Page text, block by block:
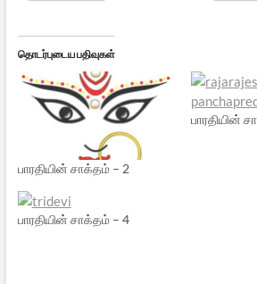
தொடர்புடைய பதிவுகள்
பாரதியின் சாக்தம் – 2
பாரதியின்
பாரதியின் சாக்தம் – 4